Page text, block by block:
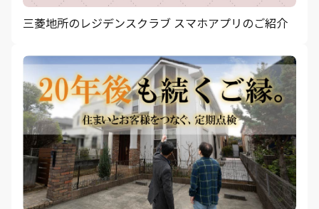
三菱地所のレジデンスクラブ スマホアプリのご紹介